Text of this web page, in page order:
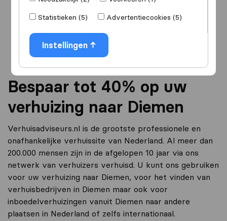
Statistieken (5)
Advertentiecookies (5)
Instellingen Ga verder
Bespaar tot 40% op uw
verhuizing naar Diemen
Verhuisadviseurs.nl is de grootste professionele en
onafhankelijke verhuissite van Nederland. Al meer dan
200.000 mensen zijn in de afgelopen 10 jaar via ons
netwerk van verhuizers verhuisd. U kunt ons gebruiken
voor uw verhuizing naar Diemen, voor het vinden van
verhuisbedrijven in Diemen maar ook voor
inboedelverhuizingen vanuit Diemen naar andere
plaatsen in Nederland of zelfs internationaal.